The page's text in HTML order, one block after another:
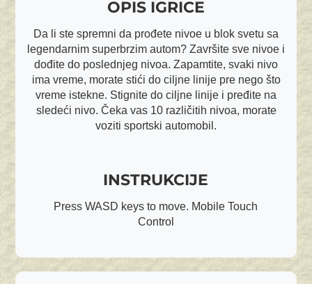
OPIS IGRICE
Da li ste spremni da prođete nivoe u blok svetu sa
legendarnim superbrzim autom? Završite sve nivoe i
dođite do poslednjeg nivoa. Zapamtite, svaki nivo
ima vreme, morate stići do ciljne linije pre nego što
vreme istekne. Stignite do ciljne linije i pređite na
sledeći nivo. Čeka vas 10 različitih nivoa, morate
voziti sportski automobil.
INSTRUKCIJE
Press WASD keys to move. Mobile Touch
Control